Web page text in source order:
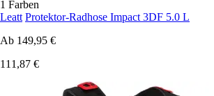
1 Farben
Leatt Protektor-Radhose Impact 3DF 5.0 L
Ab 149,95 €
111,87 €